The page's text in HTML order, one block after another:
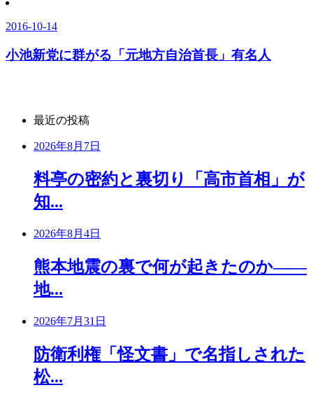
2016-10-14
小池新党に群がる「元地方自治首長」有名人
最近の投稿
2026年8月7日
料亭の密約と裏切り「高市首相」が
知...
2026年8月4日
熊本地震の裏で何が起きたのか――
地...
2026年7月31日
防衛利権「怪文書」で名指しされた
松...